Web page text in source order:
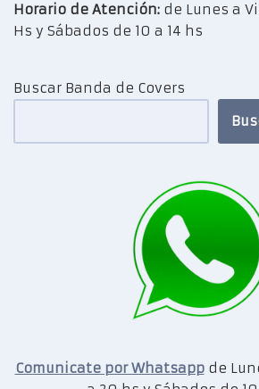
Horario de Atención: de Lunes a
Hs y Sábados de 10 a 14 hs
Buscar Banda de Covers
Comunicate por Whatsappde